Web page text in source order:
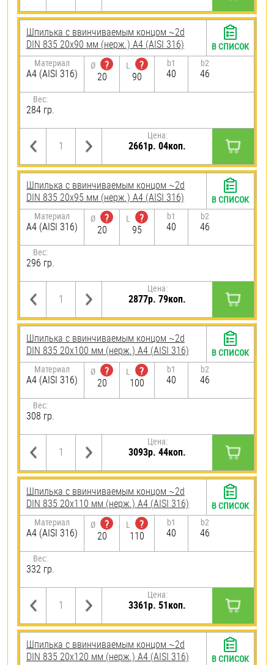
Шпилька c ввинчиваемым концом ~2d
DIN 835 20х90 мм (нерж.) A4 (AISI 316)
Материал
A4 (AISI 316)
Ø
?
20
L
?
90
b1
40
b2
46
Вес:
284 гр.
Цена:
2661р. 04коп.
В СПИСОК
Шпилька c ввинчиваемым концом ~2d
DIN 835 20х95 мм (нерж.) A4 (AISI 316)
Материал
A4 (AISI 316)
Ø
?
20
L
?
95
b1
40
b2
46
Вес:
296 гр.
Цена:
2877р. 79коп.
В СПИСОК
Шпилька c ввинчиваемым концом ~2d
DIN 835 20х100 мм (нерж.) A4 (AISI 316)
Материал
A4 (AISI 316)
Ø
?
20
L
?
100
b1
40
b2
46
Вес:
308 гр.
Цена:
3093р. 44коп.
В СПИСОК
Шпилька c ввинчиваемым концом ~2d
DIN 835 20х110 мм (нерж.) A4 (AISI 316)
Материал
A4 (AISI 316)
Ø
?
20
L
?
110
b1
40
b2
46
Вес:
332 гр.
Цена:
3361р. 51коп.
В СПИСОК
Шпилька c ввинчиваемым концом ~2d
DIN 835 20х120 мм (нерж.) A4 (AISI 316)
В СПИСОК